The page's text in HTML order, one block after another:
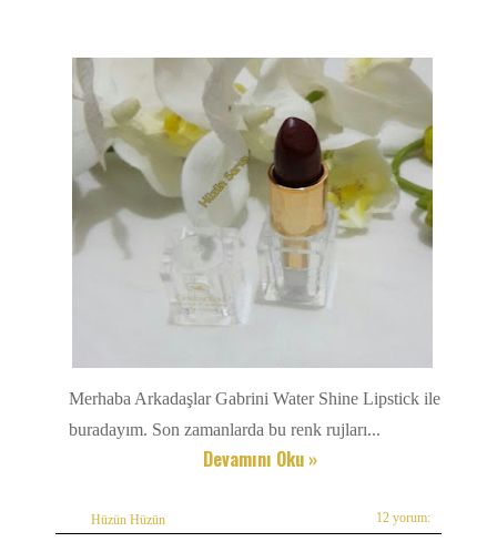
Merhaba Arkadaşlar Gabrini Water Shine Lipstick ile
buradayım. Son zamanlarda bu renk rujları...
Devamını Oku »
Hüzün Hüzün 12 yorum: